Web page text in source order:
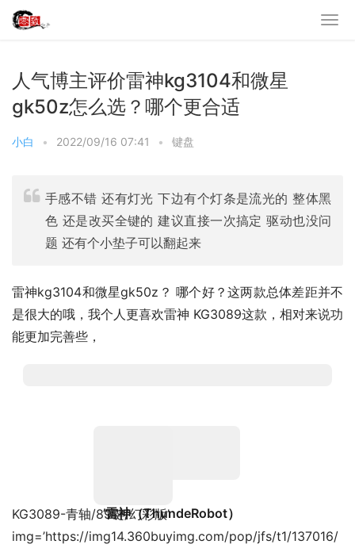
人气博主评价雷神kg3104和微星
gk50z怎么选？哪个更合适
小白 • 2022/09/16 07:41 • 键盘
手感不错 还有灯光 下边有个灯条是流光的 整体黑
色 还是改买全键的 建议直接一次搞定 驱动也没问
题 还有个小垫子可以翻起来
雷神kg3104和微星gk50z？ 哪个好？这两款总体差距并不
是很大的哦，我个人更喜欢雷神 KG3089这款，相对来说功
能更加完善些，
’雷神（ThundeRobot）
KG3089-青轴/89键/幻彩版’
img=’https://img14.360buyimg.com/pop/jfs/t1/137016/